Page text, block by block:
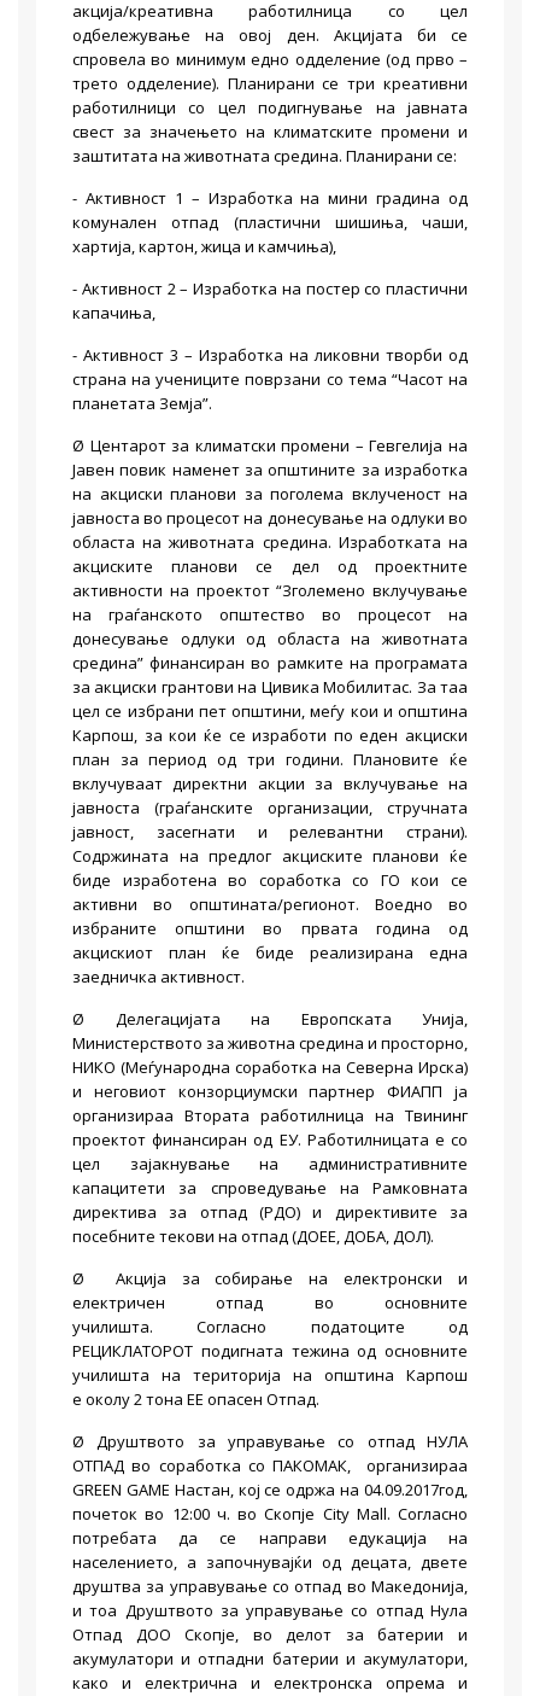
акција/креативна работилница со цел
одбележување на овој ден. Акцијата би се
спровела во минимум едно одделение (од прво –
трето одделение). Планирани се три креативни
работилници со цел подигнување на јавната
свест за значењето на климатските промени и
заштитата на животната средина. Планирани се:
- Активност 1 – Изработка на мини градина од
комунален отпад (пластични шишиња, чаши,
хартија, картон, жица и камчиња),
- Активност 2 – Изработка на постер со пластични
капачиња,
- Активност 3 – Изработка на ликовни творби од
страна на учениците поврзани со тема “Часот на
планетата Земја”.
Ø Центарот за климатски промени – Гевгелија на
Јавен повик наменет за општините за изработка
на акциски планови за поголема вклученост на
јавноста во процесот на донесување на одлуки во
областа на животната средина. Изработката на
акциските планови се дел од проектните
активности на проектот “Зголемено вклучување
на граѓанското општество во процесот на
донесување одлуки од областа на животната
средина” финансиран во рамките на програмата
за акциски грантови на Цивика Мобилитас. За таа
цел се избрани пет општини, меѓу кои и општина
Карпош, за кои ќе се изработи по еден акциски
план за период од три години. Плановите ќе
вклучуваат директни акции за вклучување на
јавноста (граѓанските организации, стручната
јавност, засегнати и релевантни страни).
Содржината на предлог акциските планови ќе
биде изработена во соработка со ГО кои се
активни во општината/регионот. Воедно во
избраните општини во првата година од
акцискиот план ќе биде реализирана една
заедничка активност.
Ø Делегацијата на Европската Унија,
Министерството за животна средина и просторно,
НИКО (Меѓународна соработка на Северна Ирска)
и неговиот конзорциумски партнер ФИАПП ја
организираа Втората работилница на Твининг
проектот финансиран од ЕУ. Работилницата е со
цел зајакнување на административните
капацитети за спроведување на Рамковната
директива за отпад (РДО) и директивите за
посебните текови на отпад (ДОЕЕ, ДОБА, ДОЛ).
Ø Акција за собирање на електронски и
електричен отпад во основните
училишта. Согласно податоците од
РЕЦИКЛАТОРОТ подигната тежина од основните
училишта на територија на општина Карпош
е околу 2 тона ЕЕ опасен Отпад.
Ø Друштвото за управување со отпад НУЛА
ОТПАД во соработка со ПАКОМАК, организираа
GREEN GAME Настан, кој се одржа на 04.09.2017год,
почеток во 12:00 ч. во Скопје City Mall. Согласно
потребата да се направи едукација на
населението, а започнувајќи од децата, двете
друштва за управување со отпад во Македонија,
и тоа Друштвото за управување со отпад Нула
Отпад ДОО Скопје, во делот за батерии и
акумулатори и отпадни батерии и акумулатори,
како и електрична и електронска опрема и